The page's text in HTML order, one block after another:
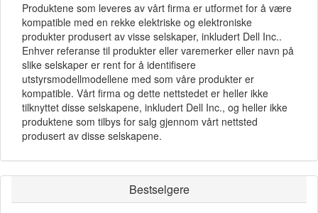
Produktene som leveres av vårt firma er utformet for å være
kompatible med en rekke elektriske og elektroniske
produkter produsert av visse selskaper, inkludert Dell Inc..
Enhver referanse til produkter eller varemerker eller navn på
slike selskaper er rent for å identifisere
utstyrsmodellmodellene med som våre produkter er
kompatible. Vårt firma og dette nettstedet er heller ikke
tilknyttet disse selskapene, inkludert Dell Inc., og heller ikke
produktene som tilbys for salg gjennom vårt nettsted
produsert av disse selskapene.
Bestselgere